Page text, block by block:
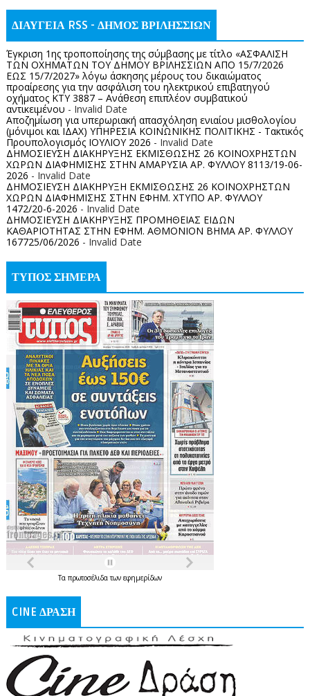
ΔΙΑΥΓΕΙΑ RSS - ΔΗΜΟΣ ΒΡΙΛΗΣΣΙΩΝ
Έγκριση 1ης τροποποίησης της σύμβασης με τίτλο «ΑΣΦΑΛΙΣΗ
ΤΩΝ ΟΧΗΜΑΤΩΝ ΤΟΥ ΔΗΜΟΥ ΒΡΙΛΗΣΣΙΩΝ ΑΠΟ 15/7/2026
ΕΩΣ 15/7/2027» λόγω άσκησης μέρους του δικαιώματος
προαίρεσης για την ασφάλιση του ηλεκτρικού επιβατηγού
οχήματος ΚΤΥ 3887 – Ανάθεση επιπλέον συμβατικού
αντικειμένου - Invalid Date
Αποζημίωση για υπερωριακή απασχόληση ενιαίου μισθολογίου
(μόνιμοι και ΙΔΑΧ) ΥΠΗΡΕΣΙΑ ΚΟΙΝΩΝΙΚΗΣ ΠΟΛΙΤΙΚΗΣ - Τακτικός
Προυπολογισμός ΙΟΥΛΙΟΥ 2026 - Invalid Date
ΔΗΜΟΣΙΕΥΣΗ ΔΙΑΚΗΡΥΞΗΣ ΕΚΜΙΣΘΩΣΗΣ 26 ΚΟΙΝΟΧΡΗΣΤΩΝ
ΧΩΡΩΝ ΔΙΑΦΗΜΙΣΗΣ ΣΤΗΝ ΑΜΑΡΥΣΙΑ ΑΡ. ΦΥΛΛΟΥ 8113/19-06-
2026 - Invalid Date
ΔΗΜΟΣΙΕΥΣΗ ΔΙΑΚΗΡΥΞΗ ΕΚΜΙΣΘΩΣΗΣ 26 ΚΟΙΝΟΧΡΗΣΤΩΝ
ΧΩΡΩΝ ΔΙΑΦΗΜΙΣΗΣ ΣΤΗΝ ΕΦΗΜ. ΧΤΥΠΟ ΑΡ. ΦΥΛΛΟΥ
1472/20-6-2026 - Invalid Date
ΔΗΜΟΣΙΕΥΣΗ ΔΙΑΚΗΡΥΞΗΣ ΠΡΟΜΗΘΕΙΑΣ ΕΙΔΩΝ
ΚΑΘΑΡΙΟΤΗΤΑΣ ΣΤΗΝ ΕΦΗΜ. ΑΘΜΟΝΙΟΝ ΒΗΜΑ ΑΡ. ΦΥΛΛΟΥ
167725/06/2026 - Invalid Date
ΤΥΠΟΣ ΣΗΜΕΡΑ
Τα πρωτοσέλιδατων εφημερίδων
CINE ΔΡΑΣΗ